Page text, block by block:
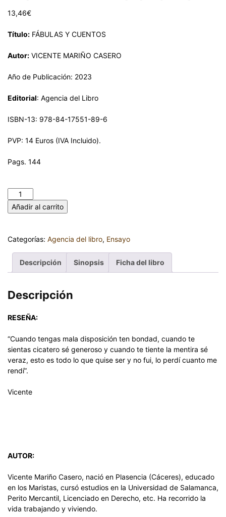
13,46€
Título: FÁBULAS Y CUENTOS
Autor: VICENTE MARIÑO CASERO
Año de Publicación: 2023
Editorial: Agencia del Libro
ISBN-13: 978-84-17551-89-6
PVP: 14 Euros (IVA Incluido).
Pags. 144
Añadir al carrito
Categorías: Agencia del libro, Ensayo
Descripción Sinopsis Ficha del libro
Descripción
RESEÑA:
“Cuando tengas mala disposición ten bondad, cuando te
sientas cicatero sé generoso y cuando te tiente la mentira sé
veraz, esto es todo lo que quise ser y no fui, lo perdí cuanto me
rendí”.
Vicente
AUTOR:
Vicente Mariño Casero, nació en Plasencia (Cáceres), educado
en los Maristas, cursó estudios en la Universidad de Salamanca,
Perito Mercantil, Licenciado en Derecho, etc. Ha recorrido la
vida trabajando y viviendo.